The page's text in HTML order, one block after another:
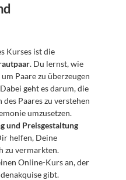
. Du lernst, wie
Paare zu überzeugen
geht es darum, die
Paares zu verstehen
umzusetzen.
und Preisgestaltung
helfen, Deine
Online-Kurs an, der
gibt.